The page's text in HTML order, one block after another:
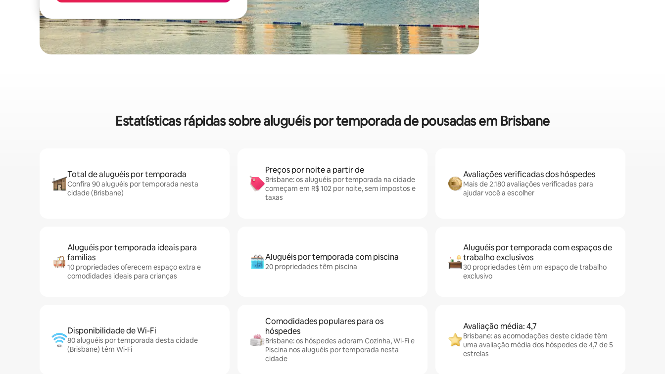
Estatísticas rápidas sobre aluguéis por temporada de pousadas em Brisbane
Total de aluguéis por temporada
Confira 90 aluguéis por temporada nesta
cidade (Brisbane)
Preços por noite a partir de
Brisbane: os aluguéis por temporada na cidade
começam em R$ 102 por noite, sem impostos e
taxas
Avaliações verificadas dos hóspedes
Mais de 2.180 avaliações verificadas para
ajudar você a escolher
Aluguéis por temporada ideais para
famílias
10 propriedades oferecem espaço extra e
comodidades ideais para crianças
Aluguéis por temporada com piscina
20 propriedades têm piscina
Aluguéis por temporada com espaços de
trabalho exclusivos
30 propriedades têm um espaço de trabalho
exclusivo
Disponibilidade de Wi-Fi
80 aluguéis por temporada desta cidade
(Brisbane) têm Wi-Fi
Comodidades populares para os
hóspedes
Brisbane: os hóspedes adoram Cozinha, Wi-Fi e
Piscina nos aluguéis por temporada nesta
cidade
Avaliação média: 4,7
Brisbane: as acomodações deste cidade têm
uma avaliação média dos hóspedes de 4,7 de 5
estrelas